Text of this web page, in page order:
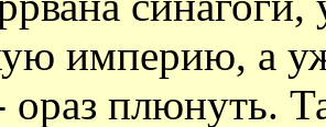
империю, а
плюнуть.